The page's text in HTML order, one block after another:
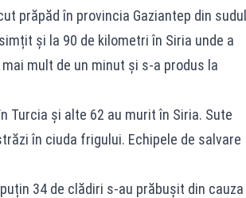
prăpăd în provincia Gaziantep din sudul
și la 90 de kilometri în Siria unde a
mult de un minut și s-a produs la
Turcia și alte 62 au murit în Siria. Sute
în ciuda frigului. Echipele de salvare
34 de clădiri s-au prăbușit din cauza